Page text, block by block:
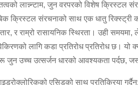
लान्न्न्टाम, जुन वरपरको विशेष क्रिस्टल
क्रिस्टल संरचनाको साथ एक धातु रिक्स्ट्री
र राम्रो रासायनिक स्थिरता। उही समयमा,
लागि कडा प्रतिरोध प्रतिरोध छ। यो
जुन उच्च उत्सर्जन धारको आवश्यकता पर्दछ,
एसिडको साथ प्रतिक्रिया